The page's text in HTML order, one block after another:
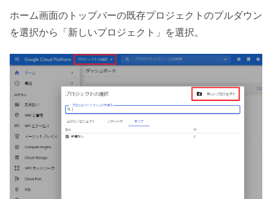
ホーム画面のトップバーの既存プロジェクトのプルダウン
を選択から「新しいプロジェクト」を選択。